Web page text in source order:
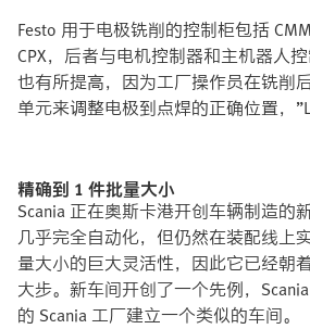
Festo 用于电极铣削的控制柜包括
CPX，后者与电机控制器和主机器人
也有所提高，因为工厂操作员在铣削
单元来调整电极到点焊的正确位置，
精确到 1 件批量大小
Scania 正在奥斯卡港开创车辆制造的
几乎完全自动化，但仍然在装配线上
量大小的巨大灵活性，因此它已经朝
大步。新车间开创了一个先例，
的 Scania 工厂建立一个类似的车间。